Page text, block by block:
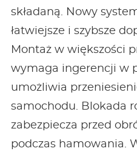
składaną. Nowy
łatwiejsze i szybsze
Montaż w większości
wymaga ingerencji w
umożliwia
samochodu. Blokada
zabezpiecza przed
podczas hamowania.